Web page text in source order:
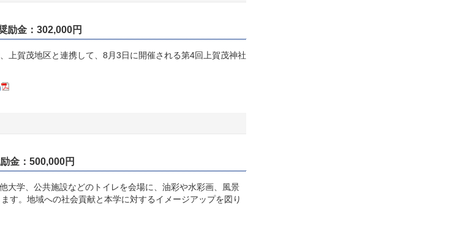
励金：302,000円
上賀茂地区と連携して、8月3日に開催される第4回上賀茂神社
金：500,000円
学、公共施設などのトイレを会場に、油彩や水彩画、風景
す。地域への社会貢献と本学に対するイメージアップを図り